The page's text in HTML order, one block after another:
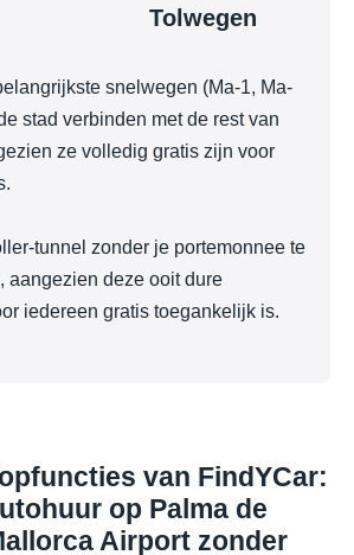
Tolwegen
snelwegen (Ma-1, Ma-
stad verbinden met de rest van
ze volledig gratis zijn voor
tunnel zonder je portemonnee te
aangezien deze ooit dure
iedereen gratis toegankelijk is.
van FindYCar:
op Palma de
Airport zonder